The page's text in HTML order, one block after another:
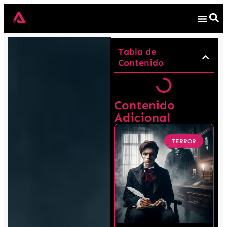
Tabla de
Contenido
Contenido
Adicional
TERROR